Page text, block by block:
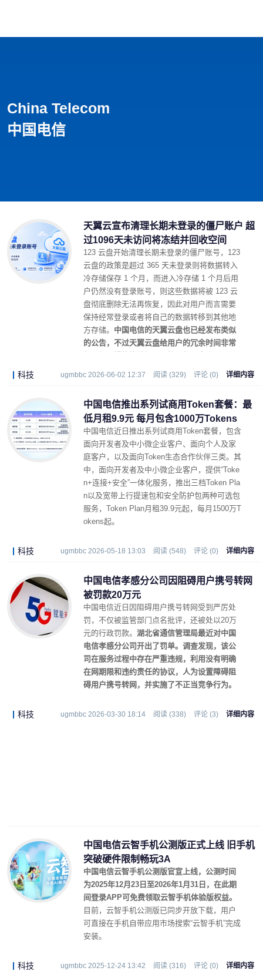
China Telecom
中国电信
天翼云宣布清理长期未登录的僵尸账户 超
过1096天未访问将冻结并回收空间
123 云盘开始清理长期未登录的僵尸账号，123
云盘的政策是超过 365 天未登录则将数据转入
冷存储保存 1 个月，而进入冷存储 1 个月后用
户仍然没有登录账号，则这些数据将被 123 云
盘彻底删除无法再恢复，因此对用户而言需要
保持经常登录或者将自己的数据转移到其他地
方存储。 中国电信的天翼云盘也已经发布类似
的公告，不过天翼云盘给用户的冗余时间非常
翼云盘也不会直接删除用户数据，而是逐渐回
科技 ugmbbc 2026-06-02 12:37 阅读 (329) 评论 (0) 详细内容
中国电信推出系列试商用Token套餐：最
低月租9.9元 每月包含1000万Tokens
中国电信近日推出系列试商用Token套餐，包含
面向开发者及中小微企业客户、面向个人及家
庭客户，以及面向Token生态合作伙伴三类。其
中，面向开发者及中小微企业客户，提供“Toke
n+连接+安全”一体化服务，推出三档Token Pla
n以及宽带上行提速包和安全防护包两种可选包
服务，Token Plan月租39.9元起，每月1500万T
okens起。
科技 ugmbbc 2026-05-18 13:03 阅读 (548) 评论 (0) 详细内容
中国电信孝感分公司因阻碍用户携号转网
被罚款20万元
中国电信近日因阻碍用户携号转网受到严厉处
罚，不仅被监管部门点名批评，还被处以20万
元的行政罚款。 湖北省通信管理局最近对中国
电信孝感分公司开出了罚单。调查发现，该公
司在服务过程中存在严重违规，利用没有明确
在网期限和违约责任的协议，人为设置障碍阻
碍用户携号转网，并实施了不正当竞争行为。
科技 ugmbbc 2026-03-30 18:14 阅读 (338) 评论 (3) 详细内容
中国电信云智手机公测版正式上线 旧手机
突破硬件限制畅玩3A
中国电信云智手机公测版官宣上线，公测时间
为2025年12月23日至2026年1月31日，在此期
间登录APP可免费领取云智手机体验版权益。
目前，云智手机公测版已同步开放下载，用户
可直接在手机自带应用市场搜索“云智手机”完成
安装。
科技 ugmbbc 2025-12-24 13:42 阅读 (316) 评论 (0) 详细内容